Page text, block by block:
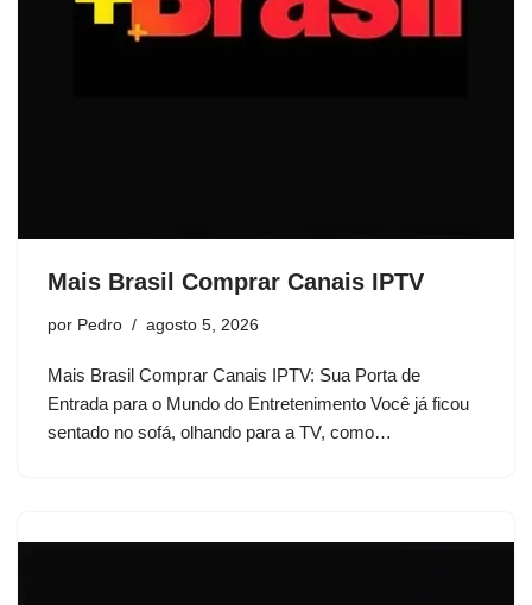
Mais Brasil Comprar Canais IPTV
por Pedro agosto 5, 2026
Mais Brasil Comprar Canais IPTV: Sua Porta de
Entrada para o Mundo do Entretenimento Você já ficou
sentado no sofá, olhando para a TV, como…